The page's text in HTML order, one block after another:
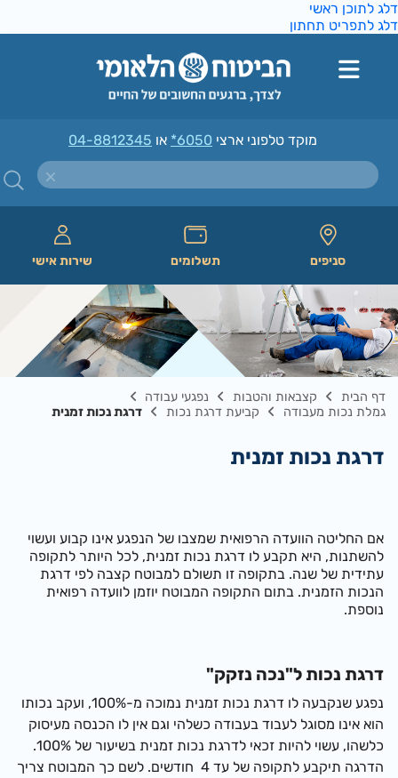
לתוכן ראשי
לתפריט תחתון
מוקד טלפוני ארצי*6050או04-8812345
סניפים תשלומים שירות אישי
דף הבית קצבאות והטבות
נפגעי עבודה
גמלת נכות מעבודה
קביעת דרגת נכות דרגת נכות זמנית
דרגת נכות זמנית
אם החליטה הוועדה הרפואית שמצבו של הנפגע אינו קבוע ועשוי
להשתנות, היא תקבע לו דרגת נכות זמנית, לכל היותר לתקופה
עתידית של שנה. בתקופה זו תשולם למבוטח קצבה לפי דרגת
הנכות הזמנית. בתום התקופה המבוטח יוזמן לוועדה רפואית
נוספת.
דרגת נכות ל"נכה נזקק"
נפגע שנקבעה לו דרגת נכות זמנית נמוכה מ-100%, ועקב נכותו
הוא אינו מסוגל לעבוד בעבודה כשלהי וגם אין לו הכנסה מעיסוק
כלשהו, עשוי להיות זכאי לדרגת נכות זמנית בשיעור של 100%.
הדרגה תיקבע לתקופה של עד 4 חודשים. לשם כך המבוטח צריך